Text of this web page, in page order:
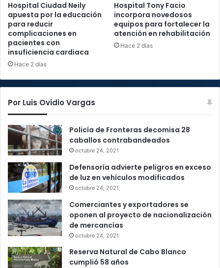
Hospital Ciudad Neily
apuesta por la educación
para reducir
complicaciones en
pacientes con
insuficiencia cardiaca
Hace 2 días
Hospital Tony Facio
incorpora novedosos
equipos para fortalecer la
atención en rehabilitación
Hace 2 días
Por Luis Ovidio Vargas
Policía de Fronteras decomisa 28
caballos contrabandeados
octubre 24, 2021
Defensoría advierte peligros en exceso
de luz en vehículos modificados
octubre 24, 2021
Comerciantes y exportadores se
oponen al proyecto de nacionalización
de mercancías
octubre 24, 2021
Reserva Natural de Cabo Blanco
cumplió 58 años